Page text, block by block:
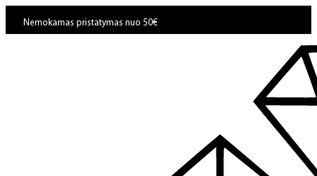
Nemokamas pristatymas nuo 50€